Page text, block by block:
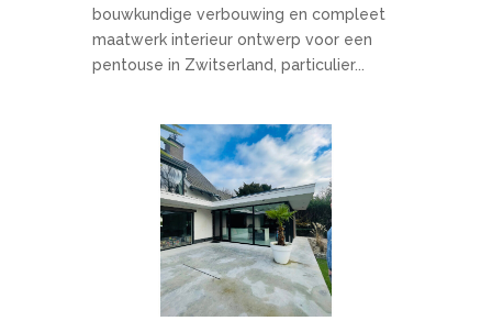
bouwkundige verbouwing en compleet
maatwerk interieur ontwerp voor een
pentouse in Zwitserland, particulier...